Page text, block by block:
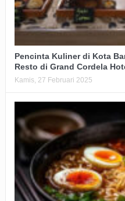
Pencinta Kuliner di Kota
Resto di Grand Cordela
Kamis, 27 Februari 2025